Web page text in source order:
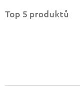
Top 5 produktů